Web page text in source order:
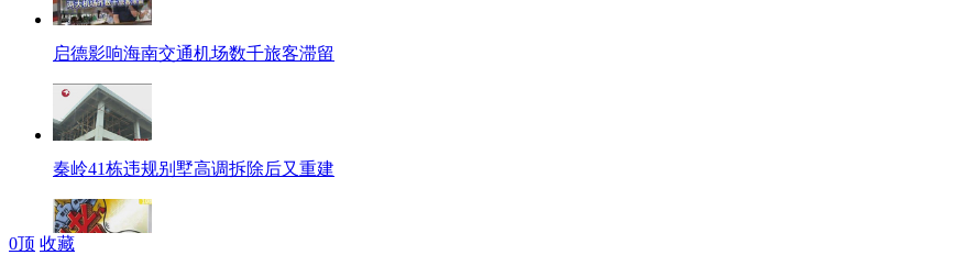
启德影响海南交通机场数千旅客滞留
秦岭41栋违规别墅高调拆除后又重建
0顶 收藏